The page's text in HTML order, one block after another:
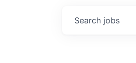
Search jobs